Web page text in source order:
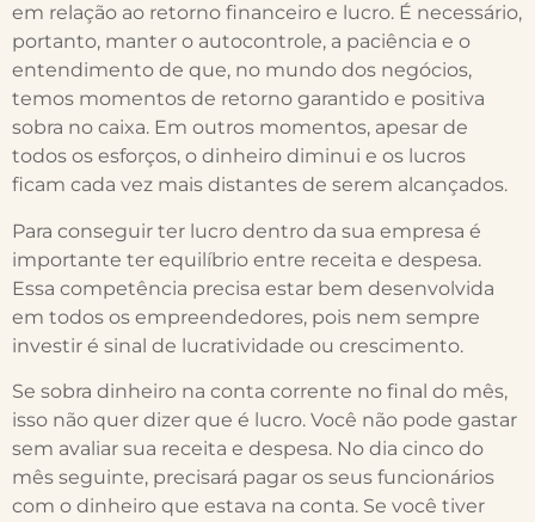
em relação ao retorno financeiro e lucro. É necessário,
portanto, manter o autocontrole, a paciência e o
entendimento de que, no mundo dos negócios,
temos momentos de retorno garantido e positiva
sobra no caixa. Em outros momentos, apesar de
todos os esforços, o dinheiro diminui e os lucros
ficam cada vez mais distantes de serem alcançados.
Para conseguir ter lucro dentro da sua empresa é
importante ter equilíbrio entre receita e despesa.
Essa competência precisa estar bem desenvolvida
em todos os empreendedores, pois nem sempre
investir é sinal de lucratividade ou crescimento.
Se sobra dinheiro na conta corrente no final do mês,
isso não quer dizer que é lucro. Você não pode gastar
sem avaliar sua receita e despesa. No dia cinco do
mês seguinte, precisará pagar os seus funcionários
com o dinheiro que estava na conta. Se você tiver